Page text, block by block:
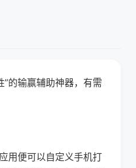
的输赢辅助神器，有需
用便可以自定义手机打